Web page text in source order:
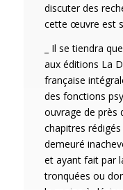
discuter des
cette œuvre est
_ Il se tiendra
aux éditions La
française
des fonctions
ouvrage de près
chapitres
demeuré
et ayant fait par
tronquées ou